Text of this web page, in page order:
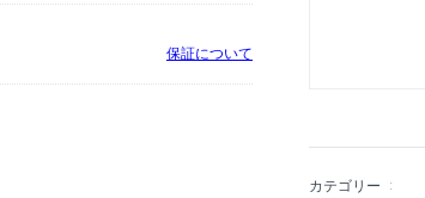
カテゴリー
保証について